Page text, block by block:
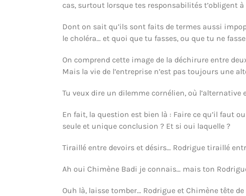
cas, surtout lorsque tes responsabilités t’obligent
Dont on sait qu’ils sont faits de termes aussi
le choléra… et quoi que tu fasses, ou que tu ne
On comprend cette image de la déchirure entre
Mais la vie de l’entreprise n’est pas toujours une
Tu veux dire un dilemme cornélien, où
En fait, la question est bien là : Faire ce qu’il faut
seule et unique conclusion ? Et si oui laquelle ?
Tiraillé entre devoirs et désirs… Rodrigue tiraillé
Ah oui Chimène Badi je connais… mais ton
Ouh là, laisse tomber… Rodrigue et Chimène tête